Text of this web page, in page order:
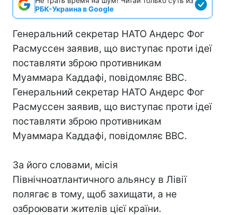
РБК-Украина в Google
Генеральний секретар НАТО Андерс Фог
Расмуссен заявив, що виступає проти ідеї
поставляти зброю противникам
Муаммара Каддафі, повідомляє ВВС.
Генеральний секретар НАТО Андерс Фог
Расмуссен заявив, що виступає проти ідеї
поставляти зброю противникам
Муаммара Каддафі, повідомляє ВВС.
За його словами, місія
Північноатлантичного альянсу в Лівії
полягає в тому, щоб захищати, а не
озброювати жителів цієї країни.